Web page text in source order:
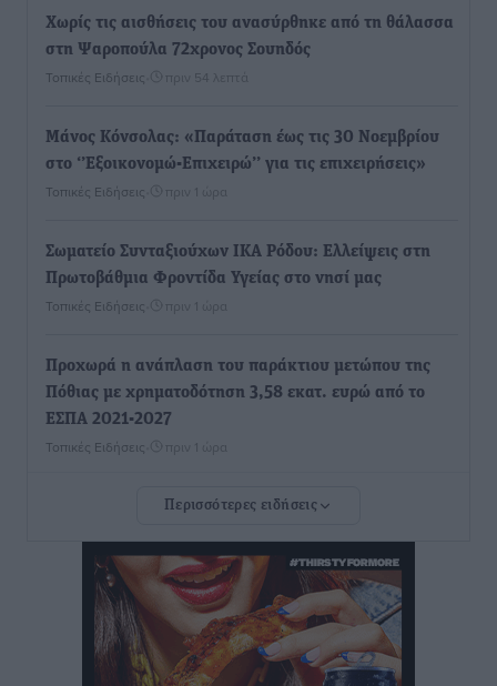
Χωρίς τις αισθήσεις του ανασύρθηκε από τη θάλασσα
στη Ψαροπούλα 72χρονος Σουηδός
Τοπικές Ειδήσεις πριν 54 λεπτά
Μάνος Κόνσολας: «Παράταση έως τις 30 Νοεμβρίου
στο ‘’Εξοικονομώ-Επιχειρώ’’ για τις επιχειρήσεις»
Τοπικές Ειδήσεις πριν 1 ώρα
Σωματείο Συνταξιούχων ΙΚΑ Ρόδου: Ελλείψεις στη
Πρωτοβάθμια Φροντίδα Υγείας στο νησί μας
Τοπικές Ειδήσεις πριν 1 ώρα
Προχωρά η ανάπλαση του παράκτιου μετώπου της
Πόθιας με χρηματοδότηση 3,58 εκατ. ευρώ από το
ΕΣΠΑ 2021-2027
Τοπικές Ειδήσεις πριν 1 ώρα
Την Παρασκευή 21 Αυγούστου η τελετή εγκαινίων
Γενναδίου παρουσία του Άδωνι Γεωργιάδη
Τοπικές Ειδήσεις πριν 2 ώρες
Στη Λέρο ο πρόεδρος του ΠΑΣΟΚ Νίκος Ανδρουλάκης
Τοπικές Ειδήσεις• πριν 2 ώρες
Περισσότερες ειδήσεις